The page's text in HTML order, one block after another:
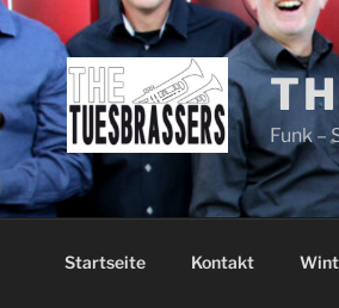
Funk –
Startseite Kontakt